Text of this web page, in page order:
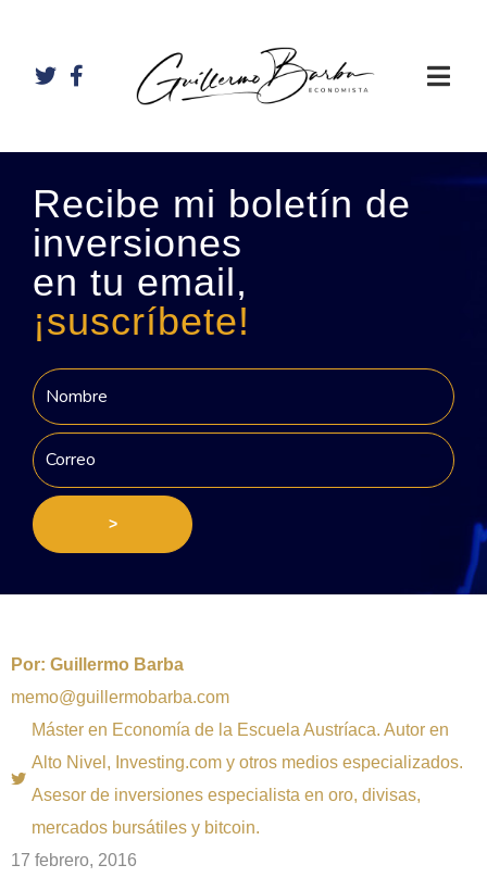
Recibe mi boletín de
inversiones
en tu email,
¡suscríbete!
>
Por: Guillermo Barba
memo@guillermobarba.com
Máster en Economía de la Escuela Austríaca. Autor en
Alto Nivel, Investing.com y otros medios especializados.
Asesor de inversiones especialista en oro, divisas,
mercados bursátiles y bitcoin.
17 febrero, 2016